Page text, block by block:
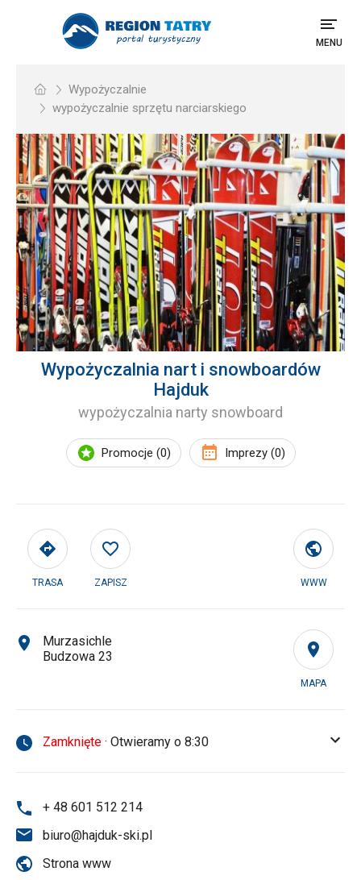
MENU
Wypożyczalnie
wypożyczalnie sprzętu narciarskiego
Wypożyczalnia nart i snowboardów
Hajduk
wypożyczalnia narty snowboard
Promocje (0) Imprezy (0)
TRASA ZAPISZ WWW
MAPA
Murzasichle
Budzowa 23
Zamknięte · Otwieramy o 8:30
+ 48 601 512 214
biuro@hajduk-ski.pl
Strona www